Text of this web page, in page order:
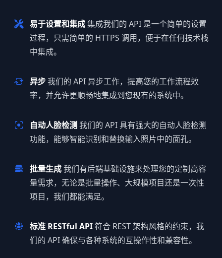
易于设置和集成集成我们的 API 是一个简单的设置
过程，只需简单的 HTTPS 调用，便于在任何技术栈
中集成。
异步我们的 API 异步工作，提高您的工作流程效
率，并允许更顺畅地集成到您现有的系统中。
自动人脸检测我们的 API 具有强大的自动人脸检测
功能，能够智能识别和替换输入照片中的面孔。
批量生成我们有后端基础设施来处理您的定制高容
量需求，无论是批量操作、大规模项目还是一次性
项目，我们都能满足。
标准 RESTful API符合 REST 架构风格的约束，我
们的 API 确保与各种系统的互操作性和兼容性。